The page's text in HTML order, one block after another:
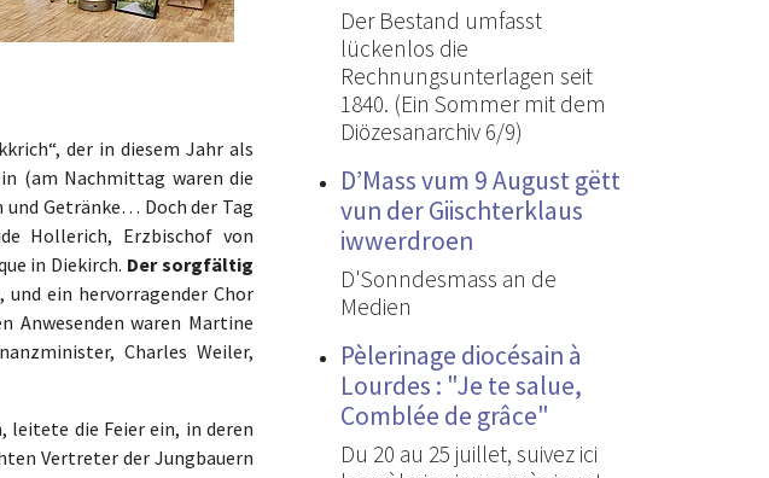
der in diesem Jahr als
(am Nachmittag waren die
Getränke… Doch der Tag
Hollerich, Erzbischof von
in Diekirch. Der sorgfältig
, und ein hervorragender Chor
Anwesenden waren Martine
Charles Weiler,
leitete die Feier ein, in deren
Vertreter der Jungbauern
Der Bestand umfasst
lückenlos die
Rechnungsunterlagen seit
1840. (Ein Sommer mit dem
Diözesanarchiv 6/9)
D’Mass vum 9 August gëtt
vun der Giischterklaus
iwwerdroen
D'Sonndesmass an de
Medien
Pèlerinage diocésain à
Lourdes : "Je te salue,
Comblée de grâce"
Du 20 au 25 juillet, suivez ici